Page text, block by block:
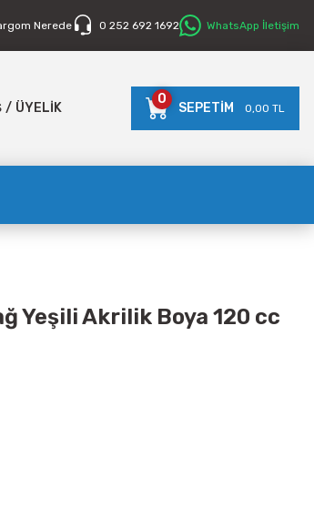
Nerede 0 252 692 1692 WhatsApp İletişim
/ ÜYELİK SEPETİM 0,00 TL
0
Yeşili Akrilik Boya 120 cc